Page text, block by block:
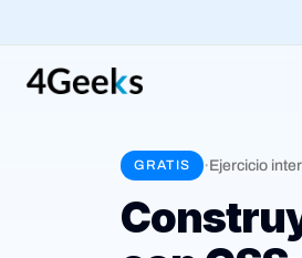
GRATIS ·Ejercicio